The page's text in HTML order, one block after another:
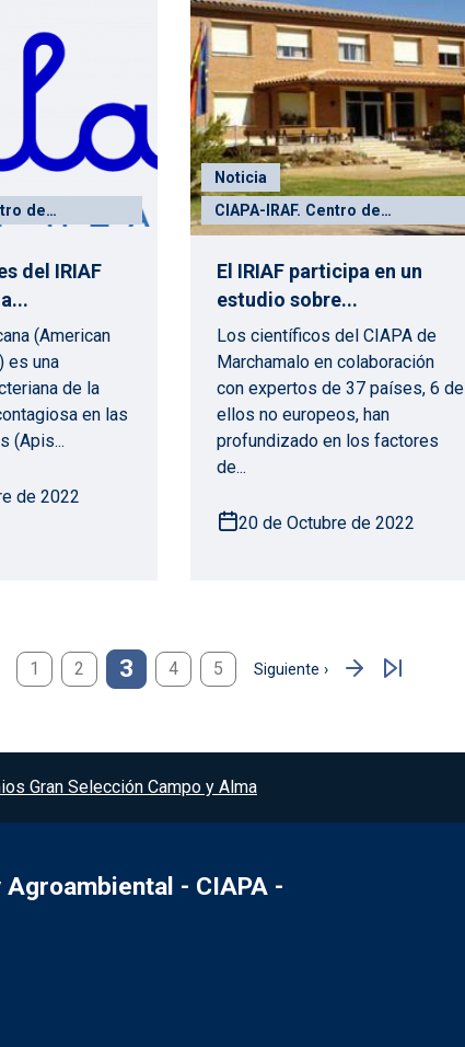
de
del IRIAF
(American
es una
de la
en las
(Apis...
de 2022
Noticia
CIAPA-IRAF. Centro de
Investigación Apícola y
El IRIAF participa en un
estudio sobre...
Los científicos del CIAPA de
Marchamalo en colaboración
con expertos de 37 países, 6 de
ellos no europeos, han
profundizado en los factores
de...
20 de Octubre de 2022
1 2 3 4 5 Siguiente ›
Siguiente página
Gran Selección Campo y Alma
- CIAPA -